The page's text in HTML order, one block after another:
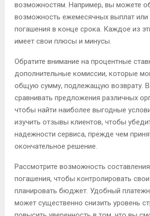
возможностям. Например, вы можете
возможность ежемесячных выплат или
погашения в конце срока. Каждое из
имеет свои плюсы и минусы.
Обратите внимание на процентные
дополнительные комиссии, которые
общую сумму, подлежащую возврату.
сравнивать предложения различных
чтобы найти наиболее выгодные
изучить отзывы клиентов, чтобы
надежности сервиса, прежде чем
окончательное решение.
Рассмотрите возможность
погашения, чтобы контролировать
планировать бюджет. Удобный
может существенно снизить уровень